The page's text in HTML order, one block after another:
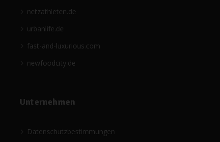
netzathleten.de
urbanlife.de
fast-and-luxurious.com
newfoodcity.de
Unternehmen
Datenschutzbestimmungen